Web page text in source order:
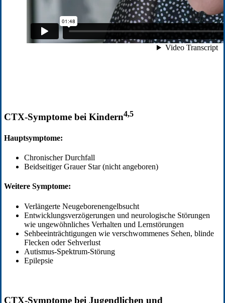
CTX-Symptome bei Kindern4,5
Hauptsymptome:
Chronischer Durchfall
Beidseitiger Grauer Star (nicht angeboren)
Weitere Symptome:
Verlängerte Neugeborenengelbsucht
Entwicklungsverzögerungen und neurologische Störungen
wie ungewöhnliches Verhalten und Lernstörungen
Sehbeeinträchtigungen wie verschwommenes Sehen, blinde
Flecken oder Sehverlust
Autismus-Spektrum-Störung
Epilepsie
CTX-Symptome bei Jugendlichen und